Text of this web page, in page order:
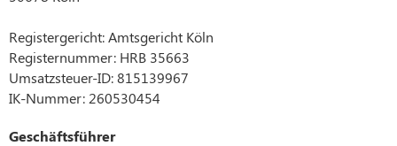
Registergericht: Amtsgericht Köln
Registernummer: HRB 35663
Umsatzsteuer-ID: 815139967
IK-Nummer: 260530454
Geschäftsführer